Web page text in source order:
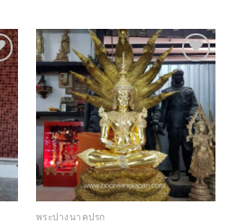
Add to
Wishlist
พระปางนาคปรก